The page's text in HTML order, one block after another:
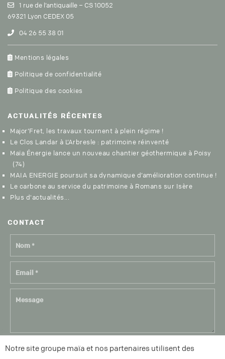
1 rue de l’antiquaille – CS 10052
69321 Lyon CEDEX 05
04 26 55 38 01
Mentions légales
Politique de confidentialité
Politique des cookies
ACTUALITÉS RÉCENTES
Major’Fret, les travaux tournent à plein régime !
Le Clos Landar à L’Arbresle : patrimoine réinventé
Maïa Énergie lance un nouveau chantier géothermique à Poisy
(74)
MAIA ENERGIE poursuit sa dynamique d’amélioration continue !
Le carbone au service du patrimoine à Romans sur Isère
Plus d'actualités...
CONTACT
le Groupe Maia, en qualité de responsable de traitement, collecte vos
données afin de répondre à vos demandes de contact. Pour plus
Notre site groupe maïa et nos partenaires utilisent des